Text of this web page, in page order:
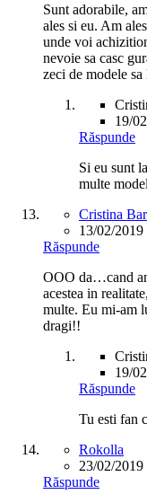
Sunt adorabile,
ales si eu. Am
unde voi
nevoie sa casc
zeci de modele
19/
Răspunde
Si eu sunt
multe
Cristina
13/02/2019
Răspunde
OOO da…cand
acestea in
multe. Eu mi-am
dragi!!
19/
Răspunde
Tu esti fan
Rokolla
23/02/2019
Răspunde